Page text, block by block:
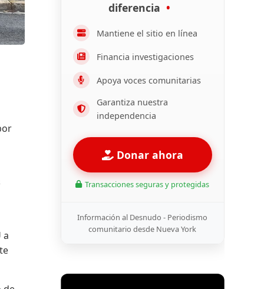
a
diferencia
Mantiene el sitio en línea
Financia investigaciones
Apoya voces comunitarias
Garantiza nuestra
independencia
Donar ahora
Transacciones seguras y protegidas
Información al Desnudo - Periodismo
comunitario desde Nueva York